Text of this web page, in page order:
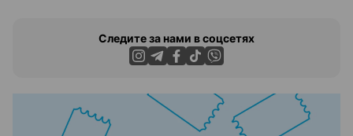
Следите за нами в соцсетях